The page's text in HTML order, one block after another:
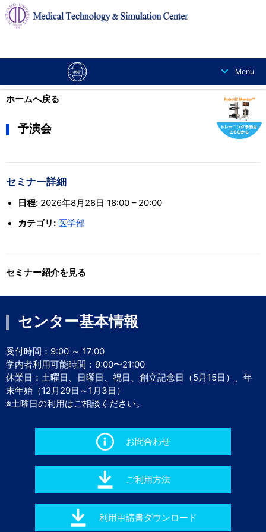
Menu
交通アクセス
ホームへ戻る
予演会
セミナー詳細
日程: 2026年8月28日 18:00 – 20:00
カテゴリ: 医学部
セミナー紹介を見る
センター基本情報
受付時間：9:00 ～ 17:00
学内者利用可能時間：9:00〜21:00
休業日：土曜日、日曜日、祝日、創立記念日（5月15日）、年
末年始（12月29日～1月3日）
※土曜日の利用はご相談ください。
お問合わせ
ご利用方法
利用申請書ダウンロード